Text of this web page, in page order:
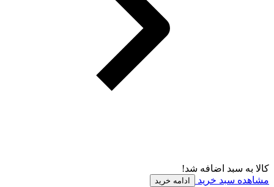
کالا به سبد اضافه شد!
مشاهده سبد خرید
ادامه خرید